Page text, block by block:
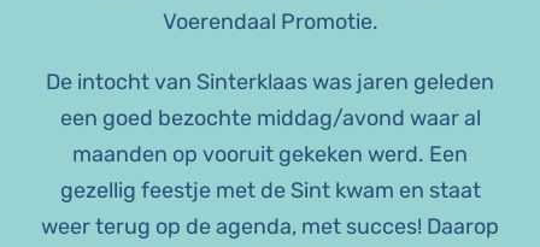
Voerendaal Promotie.
De intocht van Sinterklaas was jaren geleden
een goed bezochte middag/avond waar al
maanden op vooruit gekeken werd. Een
gezellig feestje met de Sint kwam en staat
weer terug op de agenda, met succes! Daarop